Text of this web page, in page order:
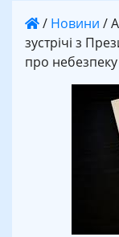
/ Новини /
зустрічі з
про